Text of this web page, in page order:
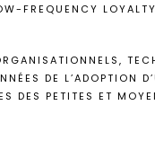
FREQUENCY
DE L’ADOPTION
DES PETITES ET